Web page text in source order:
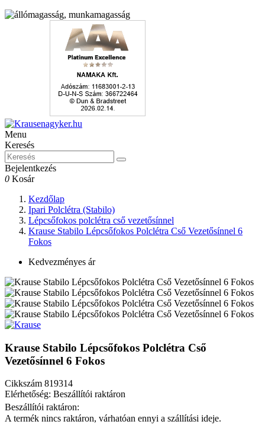
Menu
Keresés
Bejelentkezés
0 Kosár
Kezdőlap
Ipari Polclétra (Stabilo)
Lépcsőfokos polclétra cső vezetősínnel
Krause Stabilo Lépcsőfokos Polclétra Cső Vezetősínnel 6
Fokos
Kedvezményes ár
Krause Stabilo Lépcsőfokos Polclétra Cső
Vezetősínnel 6 Fokos
Cikkszám 819314
Elérhetőség: Beszállítói raktáron
Beszállítói raktáron:
A termék nincs raktáron, várhatóan ennyi a szállítási ideje.